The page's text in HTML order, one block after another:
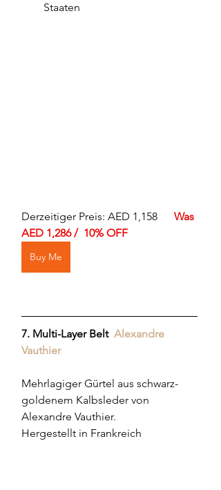
Staaten
Derzeitiger Preis: AED 1,158 Was
AED 1,286 /  10% OFF
Buy Me
7. Multi-Layer Belt Alexandre
Vauthier
Mehrlagiger Gürtel aus schwarz-
goldenem Kalbsleder von
Alexandre Vauthier.
Hergestellt in Frankreich